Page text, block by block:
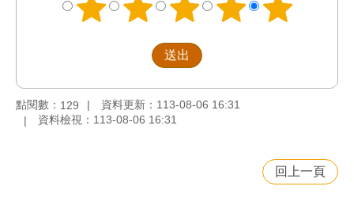
點閱數： 129
資料更新：113-08-06 16:31
資料檢視：113-08-06 16:31
回上一頁